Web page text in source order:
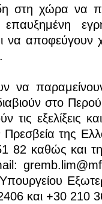
στη χώρα να
επαυξημένη
να
να
στο
τις εξελίξεις
της
82 καθώς και
και +30 210